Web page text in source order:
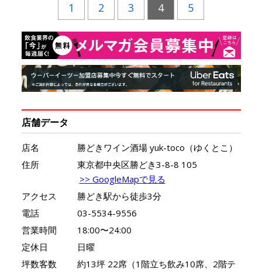
1 2 3 4 5
店舗データ
店名
勝どきワイン酒場 yuk-toco（ゆくとこ）
住所
東京都中央区勝どき3-8-8 105
>> GoogleMapで見る
アクセス
勝どき駅から徒歩3分
電話
03-5534-9556
営業時間
18:00〜24:00
定休日
日曜
坪数客数
約13坪 22席（1階立ち飲み10席、2階テ